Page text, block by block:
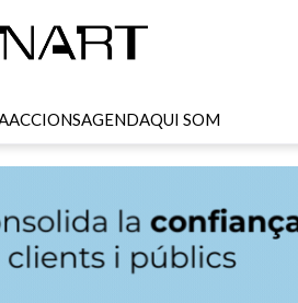
ACCIONSAGENDAQUI SOM